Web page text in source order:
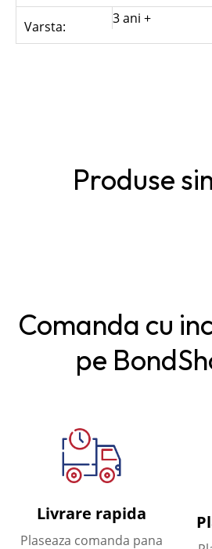
Varsta: 3 ani +
Produse
Comanda cu
pe
Livrare rapida
Plaseaza comanda pana